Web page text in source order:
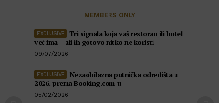
MEMBERS ONLY
Tri signala koja vaš restoran ili hotel
već ima – ali ih gotovo nitko ne koristi
09/07/2026
Nezaobilazna putnička odredišta u
2026. prema Booking.com-u
05/02/2026